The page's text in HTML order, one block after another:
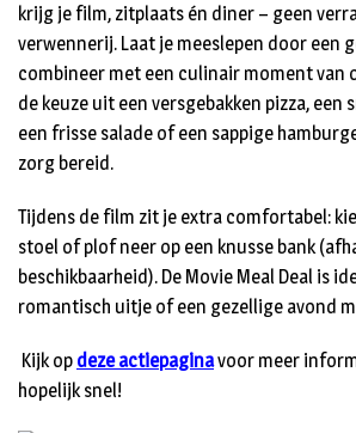
krijg je film, zitplaats én diner – geen
verwennerij. Laat je meeslepen door een
combineer met een culinair moment van
de keuze uit een versgebakken pizza, een
een frisse salade of een sappige
zorg bereid.
Tijdens de film zit je extra comfortabel:
stoel of plof neer op een knusse bank
beschikbaarheid). De Movie Meal Deal is
romantisch uitje of een gezellige avond
Kijk op deze actiepaginavoor meer
hopelijk snel!